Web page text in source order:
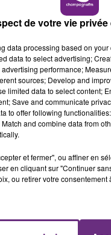
FEU DE
DANS
de remorque
de matinée sur
de votre vie
data processing based on
data to select advertising;
performance;
sources; Develop and
limited data to select content;
Save and communicate
to offer following
and combine data from
et fermer", ou affiner en
en cliquant sur "Continuer
ou retirer votre